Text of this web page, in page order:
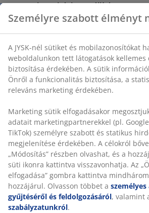
Rugalmas házhozszállítás
Gyors és egyszerű házhozszállítás,
SKU: 1768063
Értékelések
(0)
Kiszállítás
Személyre szabott élményt
A JYSK-nél sütiket és mobilazonosítókat
weboldalunkon tett látogatások kellemes
biztosítása érdekében. A sütik
Önről a funkcionalitás biztosítása, a
releváns marketing érdekében.
Marketing sütik elfogadásakor
adatait marketingpartnerekkel (pl.
TikTok) személyre szabott és statikus
megjelenítése érdekében. A célokról
„Módosítás” részben olvashat, és a
süti ikonra kattintva visszavonhatja. Az
elfogadása” gombra kattintva
hozzájárul. Olvasson többet a
gyűjtéséről és feldolgozásáról, valamint
szabályzatunkról.